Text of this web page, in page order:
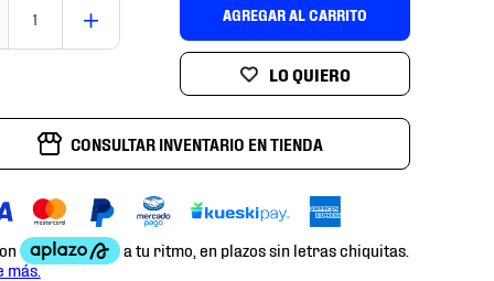
＋ AGREGAR AL CARRITO
CONSULTAR INVENTARIO EN TIENDA